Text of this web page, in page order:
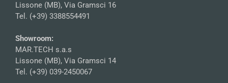
Lissone (MB), Via Gramsci 16
Tel. (+39) 3388554491
Showroom:
MAR.TECH s.a.s
Lissone (MB), Via Gramsci 14
Tel. (+39) 039-2450067